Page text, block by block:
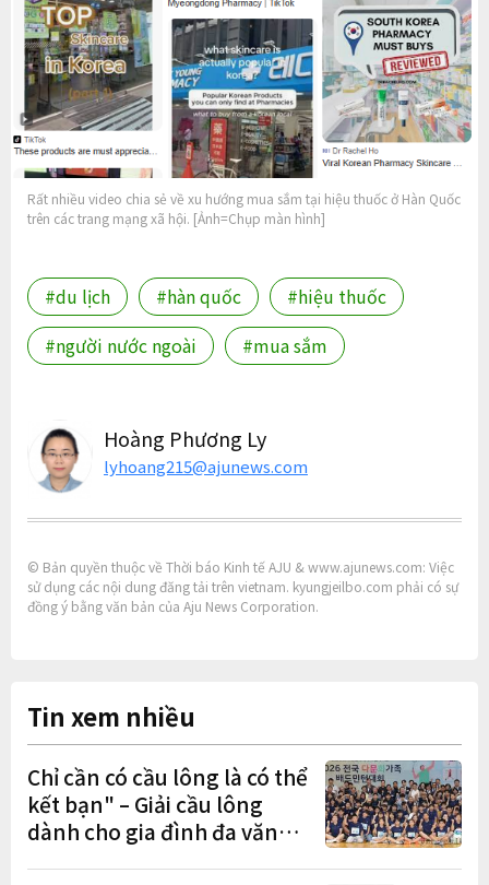
Rất nhiều video chia sẻ về xu hướng mua sắm tại hiệu thuốc ở Hàn Quốc
trên các trang mạng xã hội. [Ảnh=Chụp màn hình]
#du lịch #hàn quốc
#hiệu thuốc
#người nước ngoài
#mua sắm
Hoàng Phương Ly
lyhoang215@ajunews.com
© Bản quyền thuộc về Thời báo Kinh tế AJU & www.ajunews.com: Việc
sử dụng các nội dung đăng tải trên vietnam. kyungjeilbo.com phải có sự
đồng ý bằng văn bản của Aju News Corporation.
Tin xem nhiều
Chỉ cần có cầu lông là có thể
kết bạn" – Giải cầu lông
dành cho gia đình đa văn